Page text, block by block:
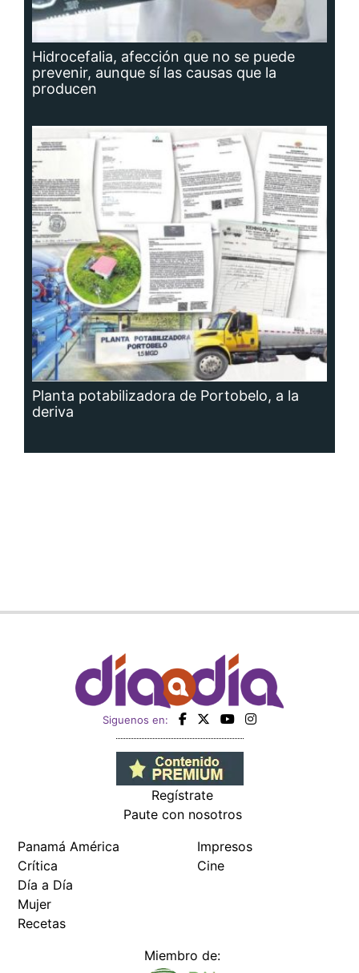
Hidrocefalia, afección que no se puede
prevenir, aunque sí las causas que la
producen
Planta potabilizadora de Portobelo, a la
deriva
Siguenos en:
Regístrate
Paute con nosotros
Panamá América
Crítica
Día a Día
Mujer
Recetas
Impresos
Cine
Miembro de: